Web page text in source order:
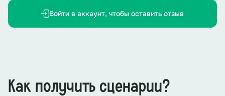
Войти в аккаунт, чтобы оставить отзыв
Как получить сценарии?